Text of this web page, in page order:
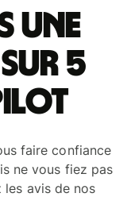
une
5
faire confiance
ne vous fiez pas
les avis de nos